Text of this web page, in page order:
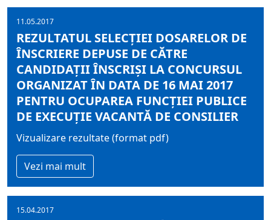
11.05.2017
REZULTATUL SELECŢIEI DOSARELOR DE
ÎNSCRIERE DEPUSE DE CĂTRE
CANDIDAŢII ÎNSCRIŞI LA CONCURSUL
ORGANIZAT ÎN DATA DE 16 MAI 2017
PENTRU OCUPAREA FUNCŢIEI PUBLICE
DE EXECUŢIE VACANTĂ DE CONSILIER
Vizualizare rezultate (format pdf)
Vezi mai mult
15.04.2017